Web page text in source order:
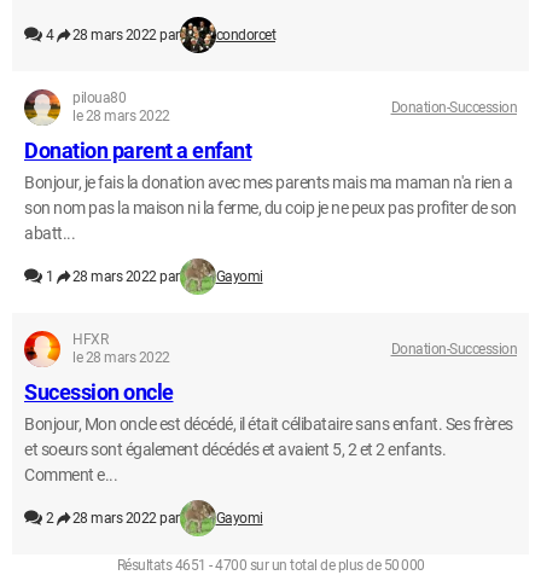
4 28 mars 2022 par condorcet
piloua80
le 28 mars 2022
Donation-Succession
Donation parent a enfant
Bonjour, je fais la donation avec mes parents mais ma maman n'a rien a
son nom pas la maison ni la ferme, du coip je ne peux pas profiter de son
abatt...
1 28 mars 2022 par Gayomi
HFXR
le 28 mars 2022
Donation-Succession
Sucession oncle
Bonjour, Mon oncle est décédé, il était célibataire sans enfant. Ses frères
et soeurs sont également décédés et avaient 5, 2 et 2 enfants.
Comment e...
2 28 mars 2022 par Gayomi
Résultats 4651 - 4700 sur un total de plus de 50 000